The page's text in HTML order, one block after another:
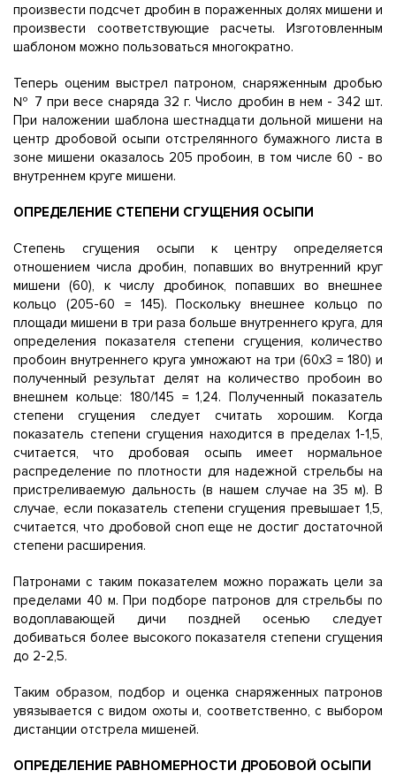
произвести подсчет дробин в пораженных долях мишени и
произвести соответствующие расчеты. Изготовленным
шаблоном можно пользоваться многократно.
Теперь оценим выстрел патроном, снаряженным дробью
№ 7 при весе снаряда 32 г. Число дробин в нем - 342 шт.
При наложении шаблона шестнадцати дольной мишени на
центр дробовой осыпи отстрелянного бумажного листа в
зоне мишени оказалось 205 пробоин, в том числе 60 - во
внутреннем круге мишени.
ОПРЕДЕЛЕНИЕ СТЕПЕНИ СГУЩЕНИЯ ОСЫПИ
Степень сгущения осыпи к центру определяется
отношением числа дробин, попавших во внутренний круг
мишени (60), к числу дробинок, попавших во внешнее
кольцо (205-60 = 145). Поскольку внешнее кольцо по
площади мишени в три раза больше внутреннего круга, для
определения показателя степени сгущения, количество
пробоин внутреннего круга умножают на три (60x3 = 180) и
полученный результат делят на количество пробоин во
внешнем кольце: 180/145 = 1,24. Полученный показатель
степени сгущения следует считать хорошим. Когда
показатель степени сгущения находится в пределах 1-1,5,
считается, что дробовая осыпь имеет нормальное
распределение по плотности для надежной стрельбы на
пристреливаемую дальность (в нашем случае на 35 м). В
случае, если показатель степени сгущения превышает 1,5,
считается, что дробовой сноп еще не достиг достаточной
степени расширения.
Патронами с таким показателем можно поражать цели за
пределами 40 м. При подборе патронов для стрельбы по
водоплавающей дичи поздней осенью следует
добиваться более высокого показателя степени сгущения
до 2-2,5.
Таким образом, подбор и оценка снаряженных патронов
увязывается с видом охоты и, соответственно, с выбором
дистанции отстрела мишеней.
ОПРЕДЕЛЕНИЕ РАВНОМЕРНОСТИ ДРОБОВОЙ ОСЫПИ